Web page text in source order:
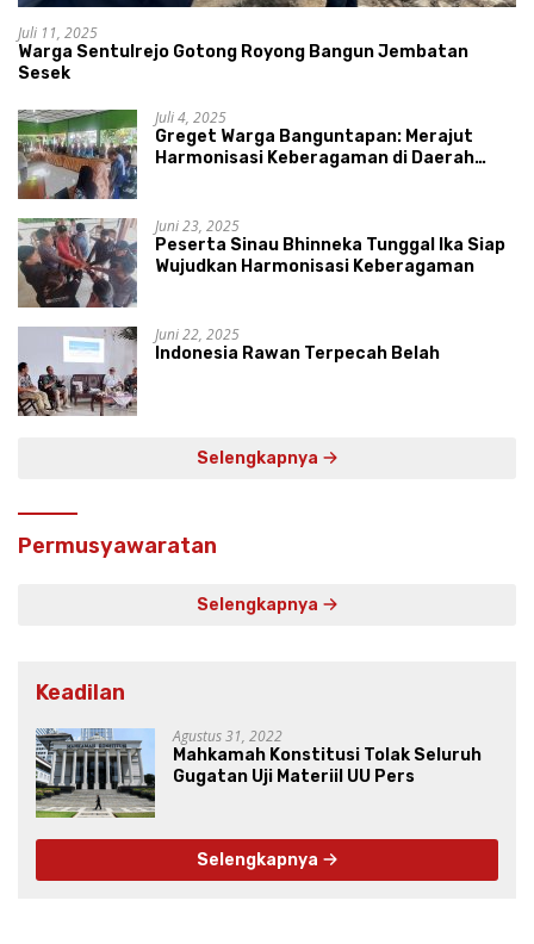
Juli 11, 2025
Warga Sentulrejo Gotong Royong Bangun Jembatan
Sesek
Juli 4, 2025
Greget Warga Banguntapan: Merajut
Harmonisasi Keberagaman di Daerah
Juni 23, 2025
Peserta Sinau Bhinneka Tunggal Ika Siap
Wujudkan Harmonisasi Keberagaman
Juni 22, 2025
Indonesia Rawan Terpecah Belah
Selengkapnya
Permusyawaratan
Selengkapnya
Keadilan
Agustus 31, 2022
Mahkamah Konstitusi Tolak Seluruh
Gugatan Uji Materiil UU Pers
Selengkapnya